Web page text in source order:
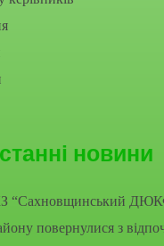
новини
“Сахновщинський
повернулися з